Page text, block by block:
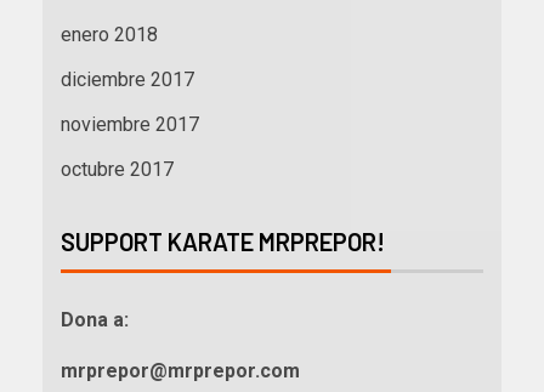
enero 2018
diciembre 2017
noviembre 2017
octubre 2017
SUPPORT KARATE MRPREPOR!
Dona a:
mrprepor@mrprepor.com